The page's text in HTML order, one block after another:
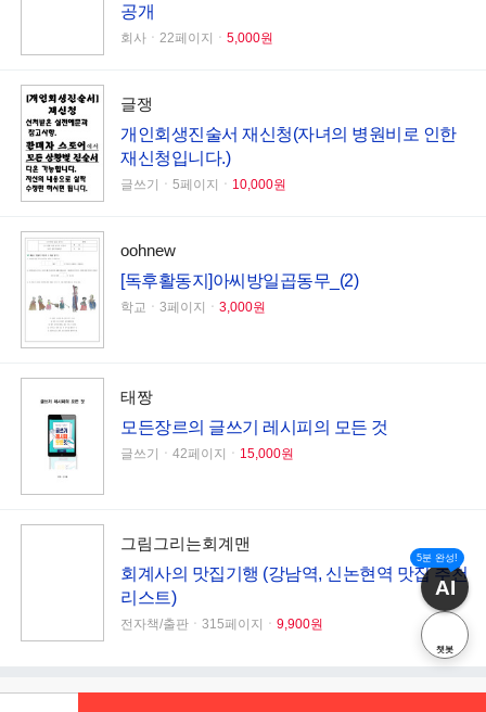
공개
회사ㆍ22페이지ㆍ 5,000원
글쟁
개인회생진술서 재신청(자녀의 병원비로 인한
재신청입니다.)
글쓰기ㆍ5페이지ㆍ 10,000원
oohnew
[독후활동지]아씨방일곱동무_(2)
학교ㆍ3페이지ㆍ 3,000원
태짱
모든장르의 글쓰기 레시피의 모든 것
글쓰기ㆍ42페이지ㆍ 15,000원
그림그리는회계맨
회계사의 맛집기행 (강남역, 신논현역 맛집 추천
리스트)
전자책/출판ㆍ315페이지ㆍ 9,900원
신청하기
5분 완성!
AI
챗봇